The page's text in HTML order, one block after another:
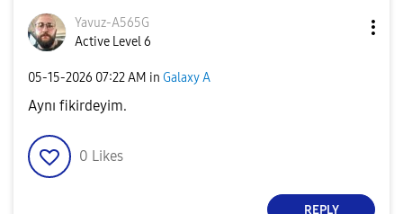
Yavuz-A565G
Active Level 6
‎05-15-2026 07:22 AM in Galaxy A
Aynı fikirdeyim.
0 Likes
REPLY